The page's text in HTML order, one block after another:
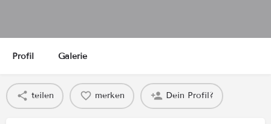
Profil Galerie
teilen merken Dein Profil?